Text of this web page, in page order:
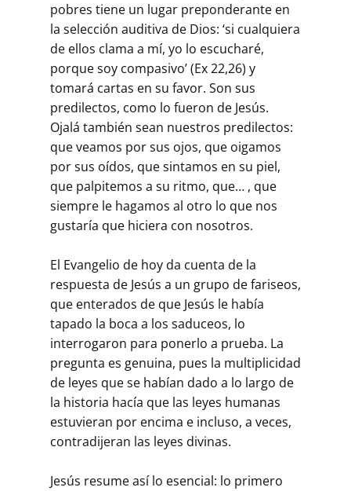
pobres tiene un lugar preponderante en
la selección auditiva de Dios: ‘si cualquiera
de ellos clama a mí, yo lo escucharé,
porque soy compasivo’ (Ex 22,26) y
tomará cartas en su favor. Son sus
predilectos, como lo fueron de Jesús.
Ojalá también sean nuestros predilectos:
que veamos por sus ojos, que oigamos
por sus oídos, que sintamos en su piel,
que palpitemos a su ritmo, que… , que
siempre le hagamos al otro lo que nos
gustaría que hiciera con nosotros.
El Evangelio de hoy da cuenta de la
respuesta de Jesús a un grupo de fariseos,
que enterados de que Jesús le había
tapado la boca a los saduceos, lo
interrogaron para ponerlo a prueba. La
pregunta es genuina, pues la multiplicidad
de leyes que se habían dado a lo largo de
la historia hacía que las leyes humanas
estuvieran por encima e incluso, a veces,
contradijeran las leyes divinas.
Jesús resume así lo esencial: lo primero